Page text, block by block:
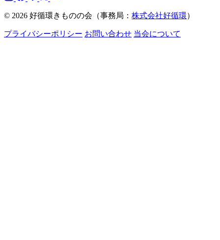
© 2026 好循環きものの会（事務局： 株式会社好循環）
プライバシーポリシー お問い合わせ 当会について